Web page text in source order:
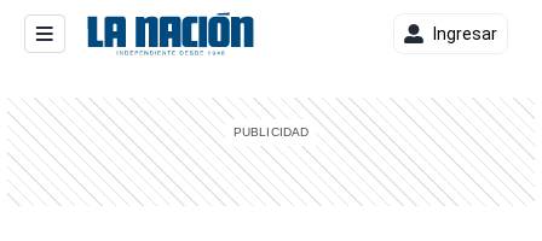
Ingresar